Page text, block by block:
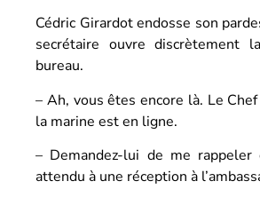
Cédric Girardot endosse son
secrétaire ouvre discrètement
bureau.
– Ah, vous êtes encore là. Le
la marine est en ligne.
– Demandez-lui de me rappeler
attendu à une réception à